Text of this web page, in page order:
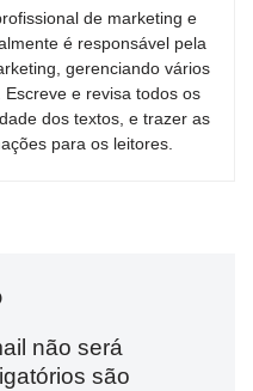
de marketing e
é responsável pela
gerenciando vários
e revisa todos os
dos textos, e trazer as
para os leitores.
não será
são